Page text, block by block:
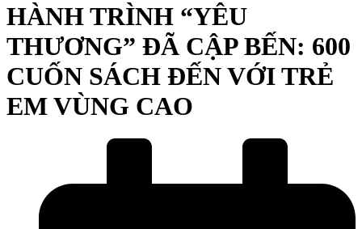
HÀNH TRÌNH “YÊU
THƯƠNG” ĐÃ CẬP BẾN: 600
CUỐN SÁCH ĐẾN VỚI TRẺ
EM VÙNG CAO